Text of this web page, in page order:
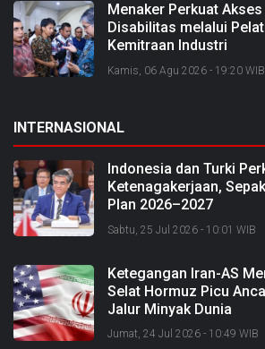
Menaker Perkuat
Disabilitas melalui
Kemitraan Industri
Kamis, 06 Agu 2026 - 19:20 WIB
INTERNASIONAL
Indonesia dan Turki
Ketenagakerjaan,
Plan 2026–2027
Sabtu, 25 Jul 2026 - 10:01 WIB
Ketegangan Iran-AS
Selat Hormuz Picu
Jalur Minyak Dunia
Jumat, 24 Jul 2026 - 10:49 WIB